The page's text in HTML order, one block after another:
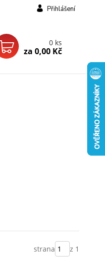
Přihlášení
0 ks
za 0,00 Kč
strana z 1